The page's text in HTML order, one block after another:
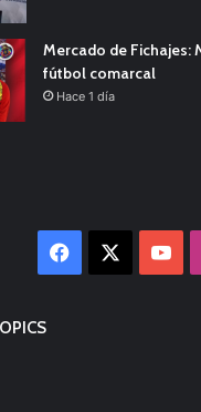
Mercado de Fichajes:
fútbol comarcal
Hace 1 día
Facebook